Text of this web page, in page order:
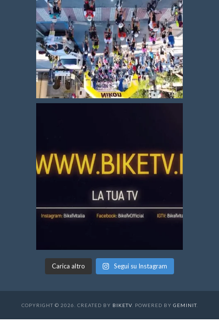
Carica altro Segui su Instagram
COPYRIGHT © 2026. CREATED BY BIKETV. POWERED BY GEMINIT.